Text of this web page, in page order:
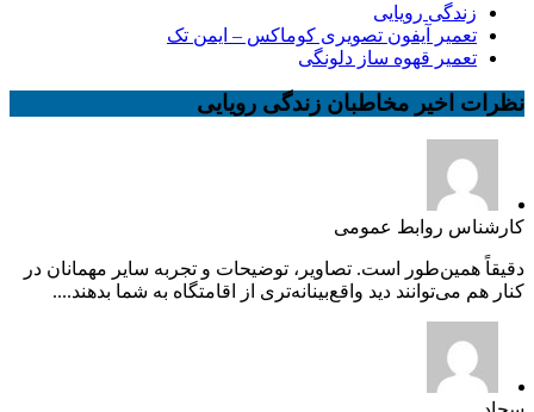
زندگی رویایی
تعمیر آیفون تصویری کوماکس – ایمن تک
تعمیر قهوه ساز دلونگی
نظرات اخیر مخاطبان زندگی رویایی
کارشناس روابط عمومی
دقیقاً همین‌طور است. تصاویر، توضیحات و تجربه سایر مهمانان در
کنار هم می‌توانند دید واقع‌بینانه‌تری از اقامتگاه به شما بدهند....